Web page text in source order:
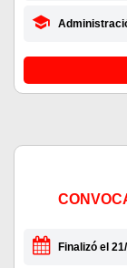
Finalizó el